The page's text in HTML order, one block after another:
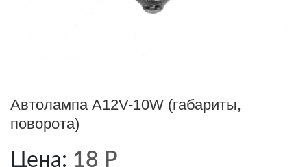
Автолампа А12V-10W (габариты,
поворота)
Цена: 18 Р